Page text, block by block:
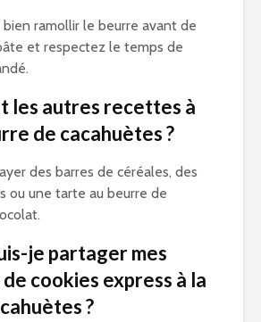
ramollir le beurre avant de
et respectez le temps de
les autres recettes à
de cacahuètes ?
des barres de céréales, des
ou une tarte au beurre de
je partager mes
cookies express à la
?